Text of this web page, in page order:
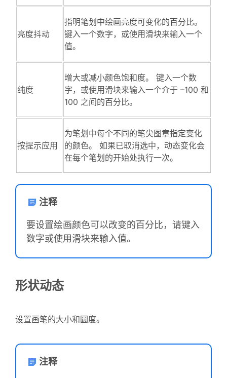
亮度抖动
指明笔划中绘画亮度可变化的百分比。
键入一个数字，或使用滑块来输入一个
值。
纯度
增大或减小颜色饱和度。 键入一个数
字，或使用滑块来输入一个介于 –100 和
100 之间的百分比。
按提示应用
为笔划中每个不同的笔尖图章指定变化
的颜色。 如果已取消选中，动态变化会
在每个笔划的开始处执行一次。
注释
要设置绘画颜色可以改变的百分比，请键入
数字或使用滑块来输入值。
形状动态
设置画笔的大小和圆度。
注释